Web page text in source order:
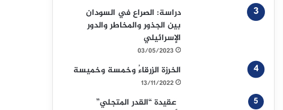
دراسة: الصراع في السودان
بين الجذور والمخاطر والدور
الإسرائيلي
03/05/2023
الخرزة الزرقاءُ وخمسة وخميسة
13/11/2022
عقيدة “القدر المتجلي”